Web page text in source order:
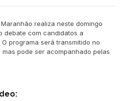
Maranhão realiza neste domingo
debate com candidatos a
programa será transmitido no
pode ser acompanhado pelas